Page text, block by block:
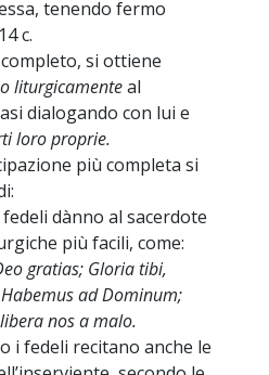
tenendo fermo
c.
si ottiene
liturgicamenteal
dialogando con lui e
loro proprie.
più completa si
dànno al sacerdote
più facili, come:
gratias; Gloria tibi,
ad Dominum;
nos a malo.
i fedeli recitano anche le